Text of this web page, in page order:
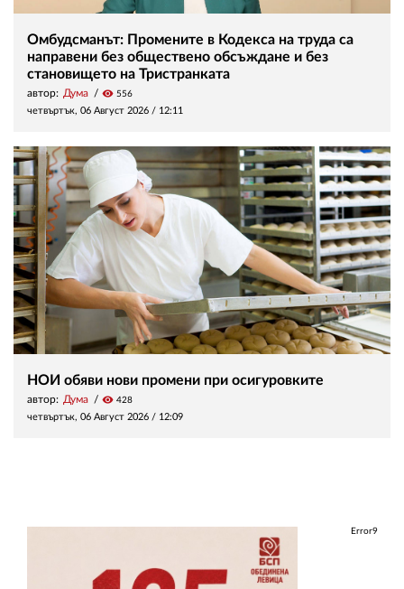
Омбудсманът: Промените в Кодекса на труда са
направени без обществено обсъждане и без
становището на Тристранката
автор: Дума visibility 556
четвъртък, 06 Август 2026 / 12:11
НОИ обяви нови промени при осигуровките
автор: Дума visibility 428
четвъртък, 06 Август 2026 / 12:09
Error9